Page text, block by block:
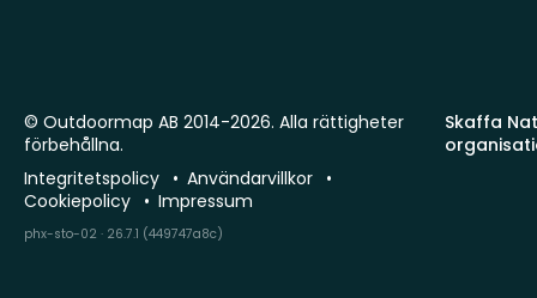
Skaffa
© Outdoormap AB 2014-2026. Alla rättigheter
förbehållna.
Integritetspolicy
Användarvillkor
Cookiepolicy
Impressum
phx-sto-02 · 26.7.1 (449747a8c)